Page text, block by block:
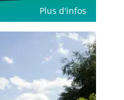
Plus d'infos